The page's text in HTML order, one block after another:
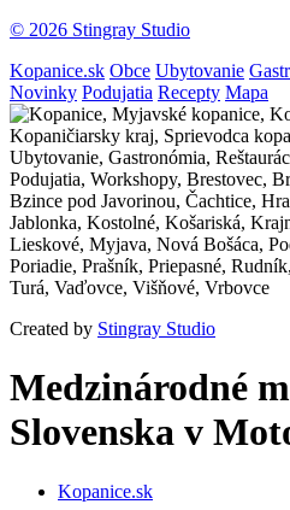
© 2026 Stingray Studio
Kopanice.sk Obce Ubytovanie
Novinky Podujatia Recepty Mapa
Created by Stingray Studio
Medzinárodné
Slovenska v
Kopanice.sk